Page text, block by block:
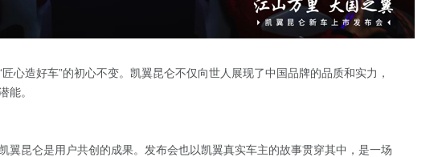
心造好车”的初心不变。凯翼昆仑不仅向世人展现了中国品牌的品质和实力，
能。
翼昆仑是用户共创的成果。发布会也以凯翼真实车主的故事贯穿其中，是一场